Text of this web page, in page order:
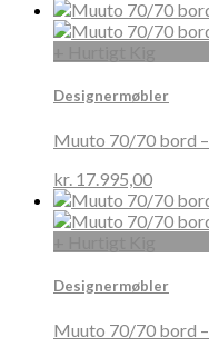
Designermøbler
Muuto 70/70 bord
kr. 17.995,00
Designermøbler
Muuto 70/70 bord –